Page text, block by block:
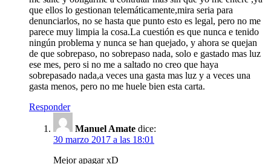
que ellos lo gestionan telemáticamente,mira seria para
denunciarlos, no se hasta que punto esto es legal, pero no me
parece muy limpia la cosa.La cuestión es que nunca e tenido
ningún problema y nunca se han quejado, y ahora se quejan
de que sobrepaso, no sobrepaso nada, solo e gastado mas luz
ese mes, pero si no me a saltado no creo que haya
sobrepasado nada,a veces una gasta mas luz y a veces una
gasta menos, pero no me huele bien esta carta.
Responder
Manuel Amate dice:
30 marzo 2017 a las 18:01
Mejor apagar xD